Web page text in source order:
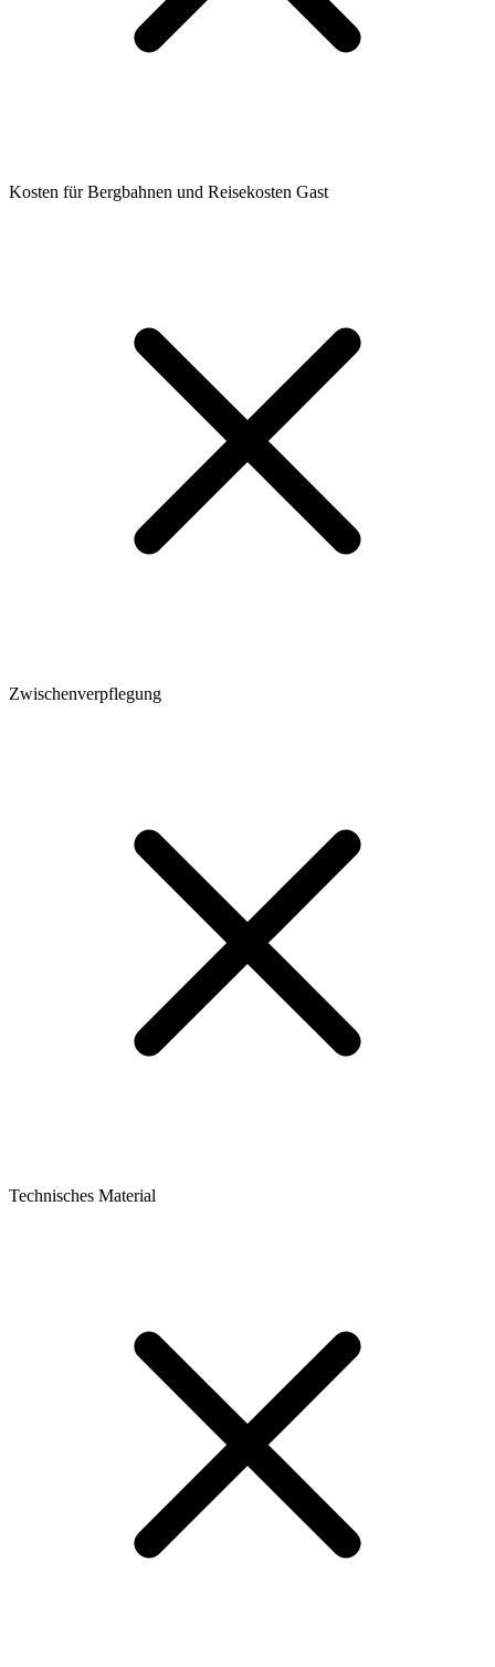
Kosten für Bergbahnen und Reisekosten Gast
Zwischenverpflegung
Technisches Material